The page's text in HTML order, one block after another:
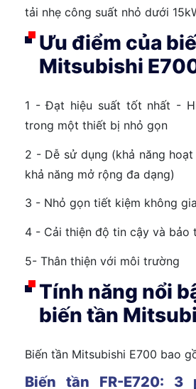
tải nhẹ công suất nhỏ dưới
Ưu điểm của
Mitsubishi
1 - Đạt hiệu suất tốt nhất -
trong một thiết bị nhỏ gọn
2 - Dễ sử dụng (khả năng
khả năng mở rộng đa dạng)
3 - Nhỏ gọn tiết kiệm không
4 - Cải thiện độ tin cậy và bảo
5- Thân thiện với môi trường
Tính năng nổi
biến tần
Biến tần Mitsubishi E700 bao
Biến tần FR-E720: 3